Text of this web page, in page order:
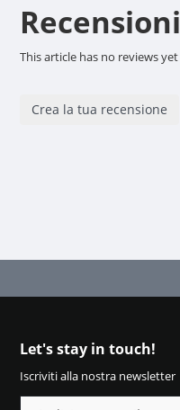
Recensioni
This article has no reviews yet
Crea la tua recensione
Let's stay in touch!
Iscriviti alla nostra newsletter